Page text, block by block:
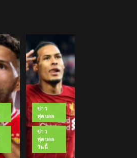
ข่าว
ฟุตบอล
ข่าว
ฟุตบอล
วันนี้